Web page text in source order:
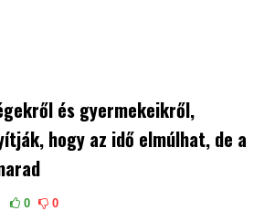
és gyermekeikről,
hogy az idő elmúlhat, de a
0 0